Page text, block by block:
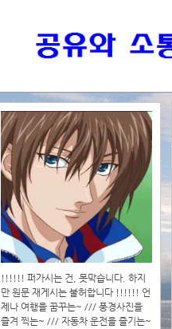
!!!!!! 퍼가시는 건, 못막습니다. 하지
만 원문 재게시는 불허합니다 !!!!!! 언
제나 여행을 꿈꾸는~ /// 풍경사진을
즐겨 찍는~ /// 자동차 운전을 즐기는~